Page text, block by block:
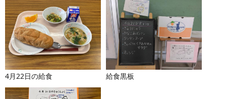
4月22日の給食 給食黒板